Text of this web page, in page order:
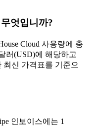
엇입니까?
Cloud 사용량에 충
러(USD)에 해당하고
최신 가격표를 기준으
인보이스에는 1